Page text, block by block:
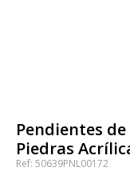
Pendientes
Piedras
Ref: 50639PNL00172